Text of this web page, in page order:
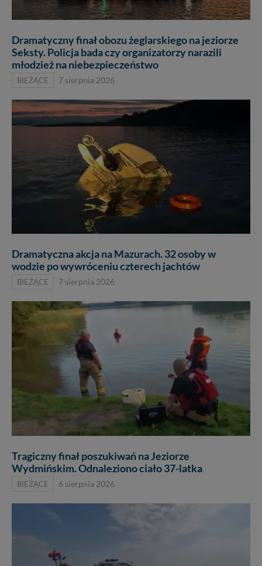
Dramatyczny finał obozu żeglarskiego na jeziorze
Seksty. Policja bada czy organizatorzy narazili
młodzież na niebezpieczeństwo
BIEŻĄCE 7 sierpnia 2026
Dramatyczna akcja na Mazurach. 32 osoby w
wodzie po wywróceniu czterech jachtów
BIEŻĄCE 7 sierpnia 2026
Tragiczny finał poszukiwań na Jeziorze
Wydmińskim. Odnaleziono ciało 37-latka
BIEŻĄCE 6 sierpnia 2026